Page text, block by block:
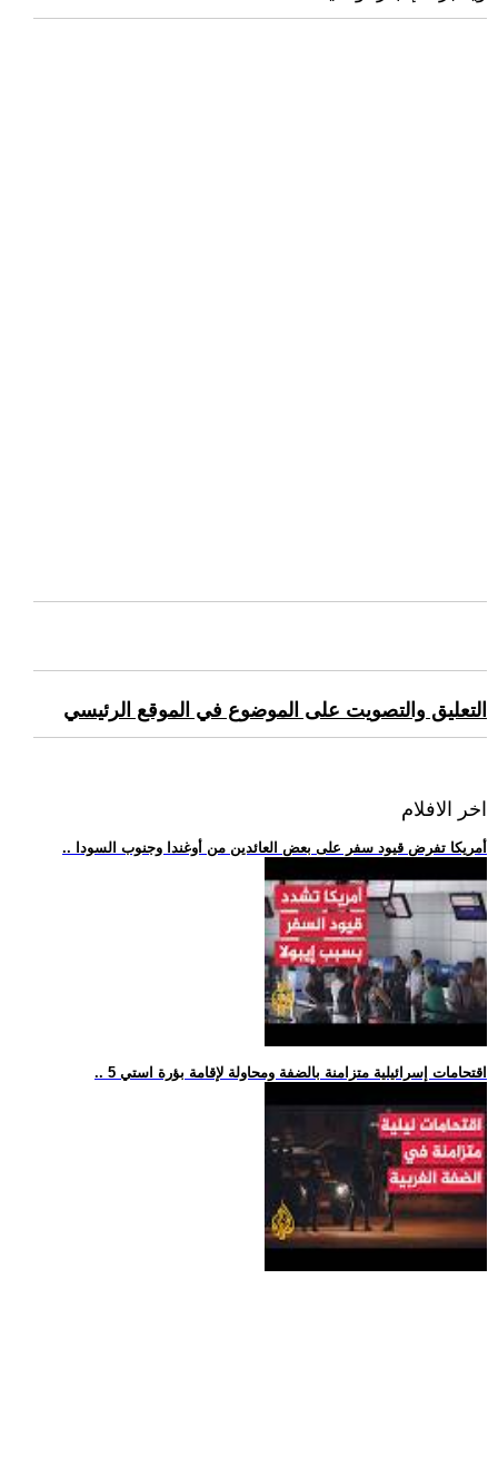
التعليق والتصويت على الموضوع في الموقع الرئيسي
اخر الافلام
.. أمريكا تفرض قيود سفر على بعض العائدين من أوغندا وجنوب السودا
.. 5 اقتحامات إسرائيلية متزامنة بالضفة ومحاولة لإقامة بؤرة استي